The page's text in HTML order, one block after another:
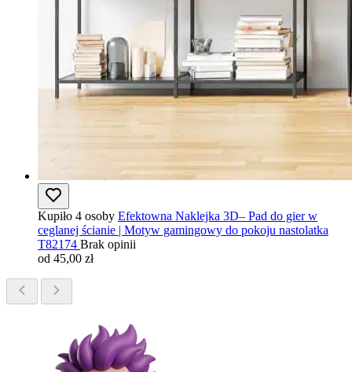
Kupiło 4 osoby Efektowna Naklejka 3D– Pad do gier w
ceglanej ścianie | Motyw gamingowy do pokoju nastolatka
T82174 Brak opinii
od 45,00 zł